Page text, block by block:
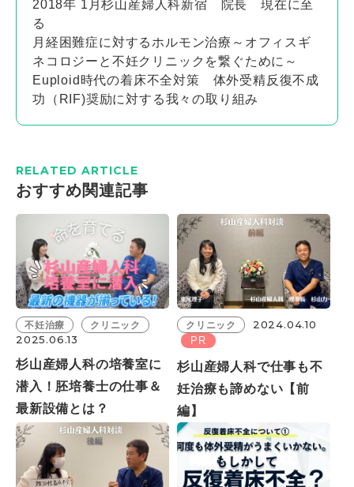
2018年 1月杉山産婦人科新宿 院長 現在に至
る
月経困難症に対するホルモン治療～オフィスギ
ネコロジーと不妊クリニックを繋ぐために～
Euploid時代の着床不全対策 体外受精反復不成
功（RIF)奨励に対する我々の取り組み
RELATED ARTICLE
おすすめ関連記事
不妊治療 クリニック
2025.06.13
杉山産婦人科の培養室に
潜入！胚培養士の仕事＆
最新設備とは？
クリニック 2024.04.10
PR
杉山産婦人科で仕事も不
妊治療も諦めない【前
編】